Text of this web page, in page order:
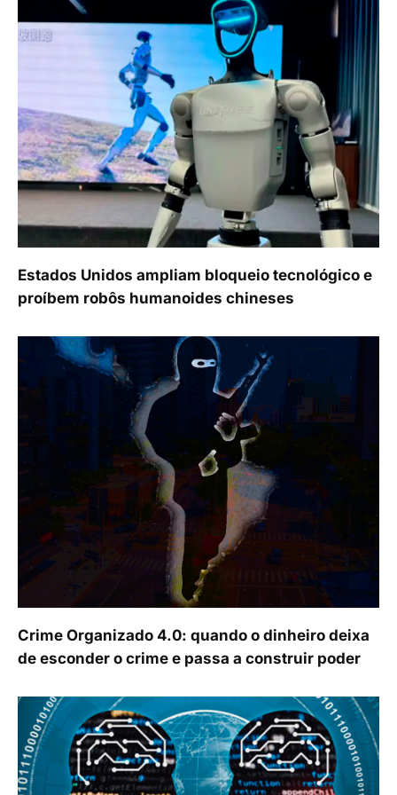
Estados Unidos ampliam bloqueio tecnológico e
proíbem robôs humanoides chineses
Crime Organizado 4.0: quando o dinheiro deixa
de esconder o crime e passa a construir poder